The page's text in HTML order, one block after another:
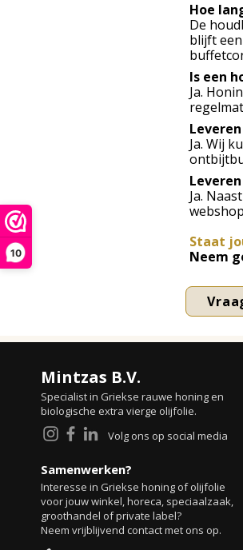
10
Hoe
De
blijft
Is een
Ja.
Ja. Wij
Ja.
Staat
Neem
Mintzas B.V.
Specialist in Griekse rauwe honing en
biologische extra vierge olijfolie.
Volg ons op social media
Samenwerken?
Interesse in Griekse honing of olijfolie
voor jouw winkel, horeca, speciaalzaak,
groothandel of private label?
Neem vrijblijvend contact met ons op.​